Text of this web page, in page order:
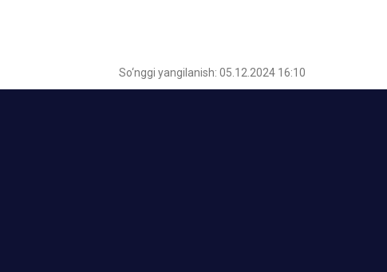
So‘nggi yangilanish: 05.12.2024 16:10